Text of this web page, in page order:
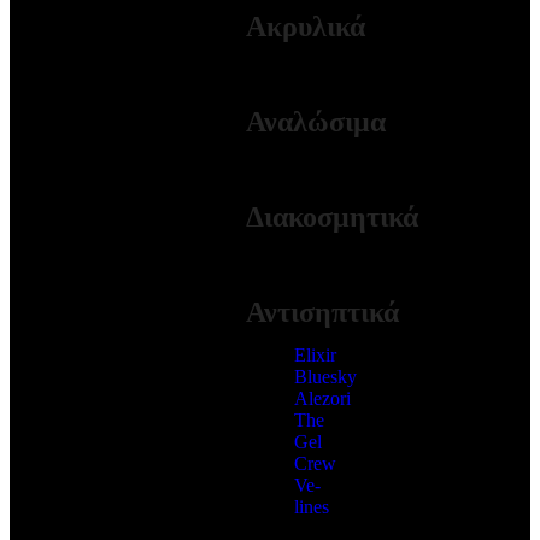
Ακρυλικά
Αναλώσιμα
Διακοσμητικά
Αντισηπτικά
Elixir
Bluesky
Alezori
The
Gel
Crew
Ve-
lines